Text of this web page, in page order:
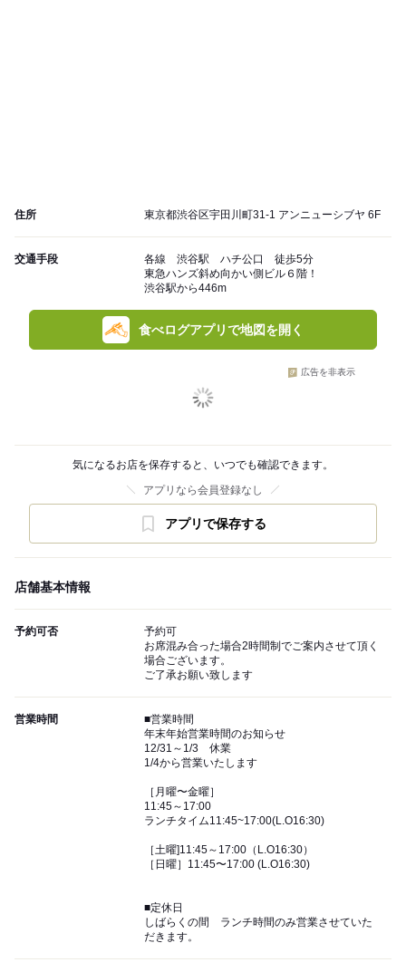
住所 東京都渋谷区宇田川町31-1 アンニューシブヤ 6F
交通手段
各線 渋谷駅 ハチ公口 徒歩5分
東急ハンズ斜め向かい側ビル６階！
渋谷駅から446m
食べログアプリで地図を開く
広告を非表示
気になるお店を保存すると、いつでも確認できます。
アプリなら会員登録なし
アプリで保存する
店舗基本情報
予約可否
予約可
お席混み合った場合2時間制でご案内させて頂く
場合ございます。
ご了承お願い致します
営業時間
■営業時間
年末年始営業時間のお知らせ
12/31～1/3 休業
1/4から営業いたします
［月曜〜金曜］
11:45～17:00
ランチタイム11:45~17:00(L.O16:30)
［土曜]11:45～17:00（L.O16:30）
［日曜］11:45〜17:00 (L.O16:30)
■定休日
しばらくの間 ランチ時間のみ営業させていた
だきます。